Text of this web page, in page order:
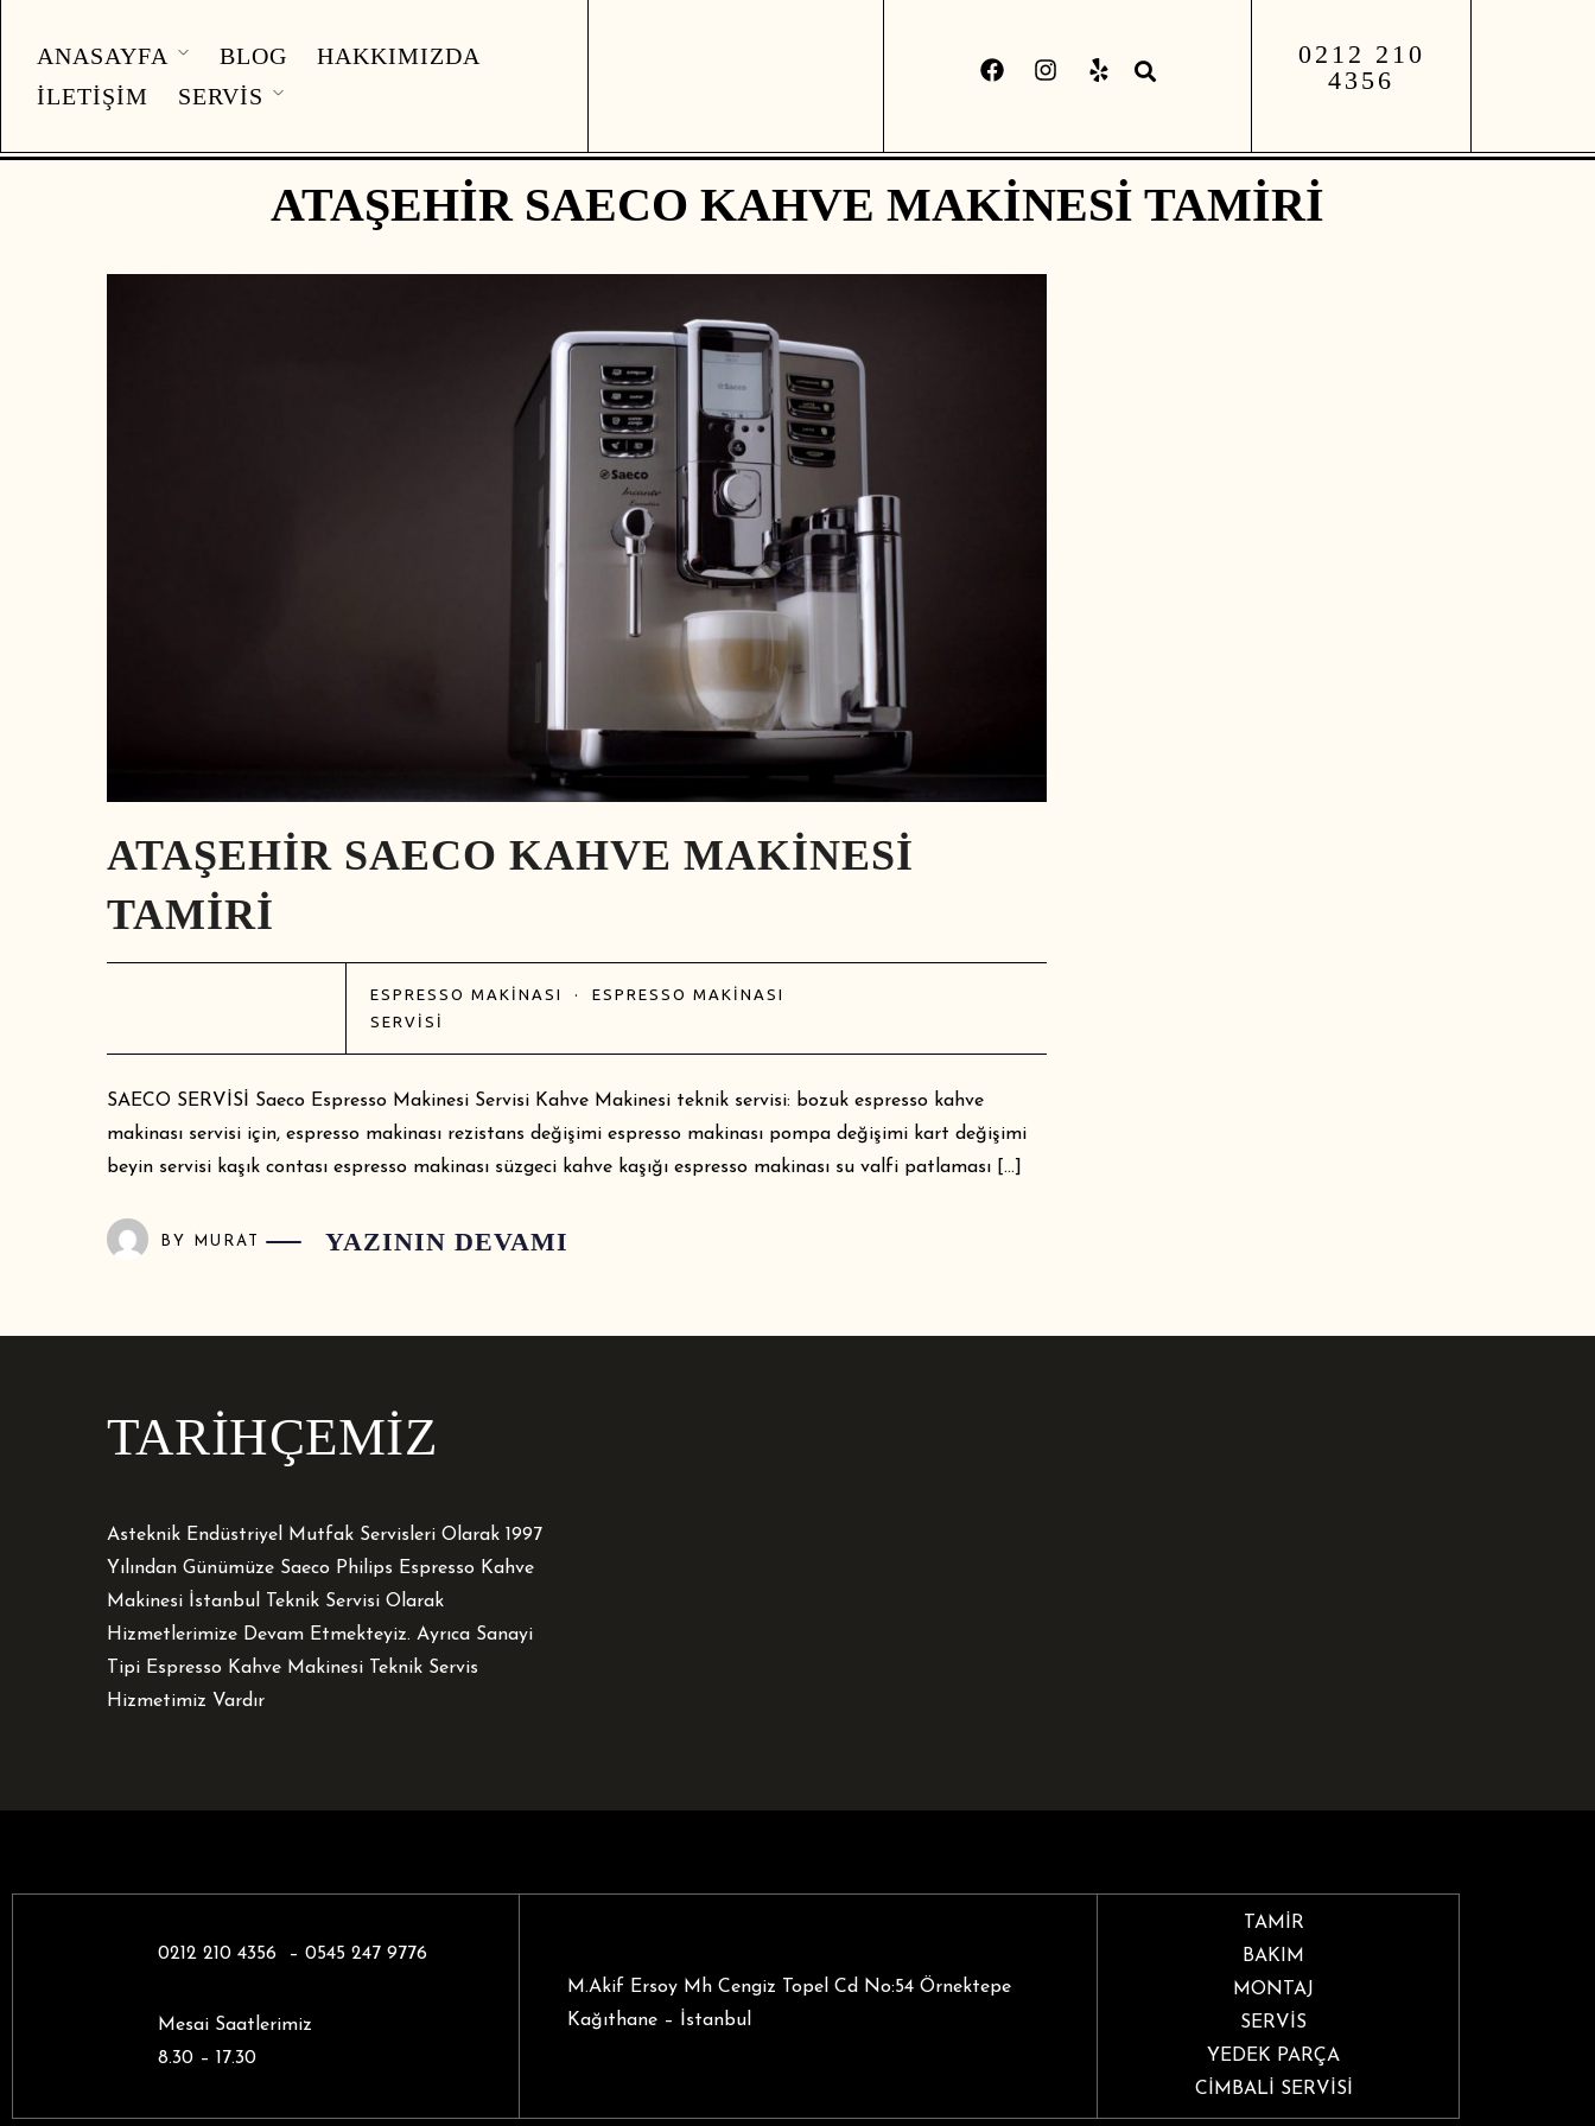
ANASAYFA BLOG
HAKKIMIZDA
İLETIŞIM
SERVIS
0212 210
4356
ATAŞEHIR SAECO KAHVE MAKINESI TAMIRI
ATAŞEHIR SAECO KAHVE MAKINESI
TAMIRI
ESPRESSO MAKINASI ·ESPRESSO MAKINASI
SERVISI
SAECO SERVİSİ Saeco Espresso Makinesi Servisi Kahve Makinesi teknik servisi: bozuk espresso kahve
makinası servisi için, espresso makinası rezistans değişimi espresso makinası pompa değişimi kart değişimi
beyin servisi kaşık contası espresso makinası süzgeci kahve kaşığı espresso makinası su valfi patlaması […]
BY MURAT YAZININ DEVAMI
TARİHÇEMİZ
Asteknik Endüstriyel Mutfak Servisleri Olarak 1997
Yılından Günümüze Saeco Philips Espresso Kahve
Makinesi İstanbul Teknik Servisi Olarak
Hizmetlerimize Devam Etmekteyiz. Ayrıca Sanayi
Tipi Espresso Kahve Makinesi Teknik Servis
Hizmetimiz Vardır
0212 210 4356 – 0545 247 9776
Mesai Saatlerimiz
8.30 – 17.30
M.Akif Ersoy Mh Cengiz Topel Cd No:54 Örnektepe
Kağıthane – İstanbul
TAMİR
BAKIM
MONTAJ
SERVİS
YEDEK PARÇA
CİMBALİ SERVİSİ